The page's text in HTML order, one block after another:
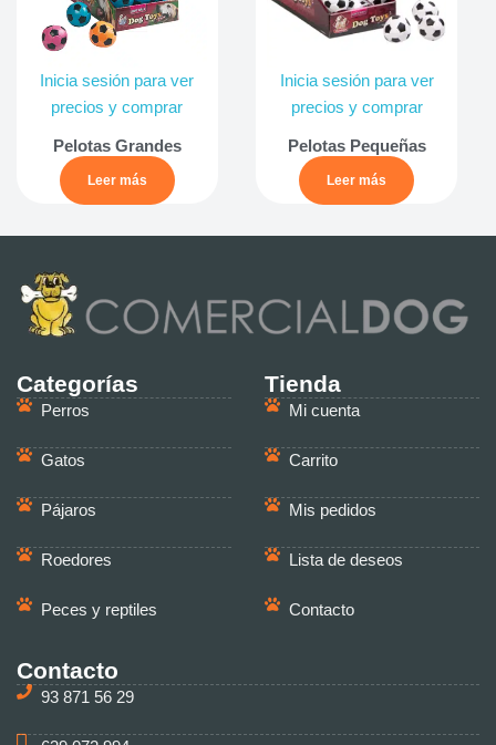
Inicia sesión para ver
precios y comprar
Pelotas Grandes
Leer más
Inicia sesión para ver
precios y comprar
Pelotas Pequeñas
Leer más
Categorías
Perros
Gatos
Pájaros
Roedores
Peces y reptiles
Tienda
Mi cuenta
Carrito
Mis pedidos
Lista de deseos
Contacto
Contacto
93 871 56 29